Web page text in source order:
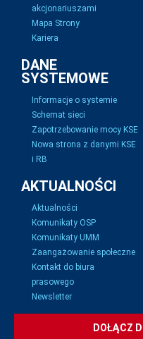
akcjonariuszami
Mapa Strony
Kariera
DANE
SYSTEMOWE
Informacje o systemie
Schemat sieci
Zapotrzebowanie mocy KSE
Nowa strona z danymi KSE
i RB
AKTUALNOŚCI
Aktualności
Komunikaty OSP
Komunikaty UMM
Zaangażowanie społeczne
Kontakt do biura
prasowego
Newsletter
DOŁĄCZ